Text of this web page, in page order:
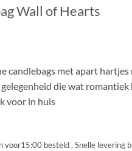
Wall of Hearts
candlebags met apart
die wat romantiek
voor in huis
voor15:00 besteld , Snelle levering